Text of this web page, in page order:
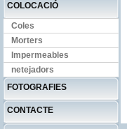
COLOCACIÓ
Coles
Morters
Impermeables
netejadors
FOTOGRAFIES
CONTACTE